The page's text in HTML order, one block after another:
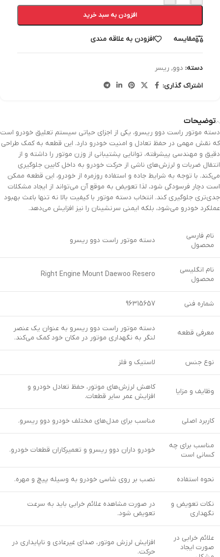
افزودن به سبد خرید
مقایسه افزودن به علاقه مندی
دسته: دوو, ریسر
اشتراک گذاری:
توضیحات
دسته موتور راست دوو ریسرو، یکی از اجزای حیاتی سیستم تعلیق خودرو است
که نقش مهمی در حفظ تعادل و امنیت خودرو دارد. این قطعه به کمک طراحی
دقیق و مهندسی پیشرفته، توانایی پشتیبانی از وزن موتور را داشته و از
انتقال ضربات و لرزش‌های ناشی از حرکت خودرو به داخل کابین جلوگیری
می‌کند. با توجه به شرایط جاده و استفاده روزمره از خودرو، این قطعه ممکن
است دچار فرسودگی شود، لذا تعویض به موقع آن می‌تواند از ایجاد مشکلات
جدی‌تری جلوگیری کند. انتخاب دسته موتور با کیفیت بالا نه تنها باعث بهبود
عملکرد خودرو می‌شود، بلکه ایمنی سرنشینان را نیز افزایش می‌دهد.
نام فارسی
محصول
دسته موتور راست دوو ریسرو
نام انگلیسی
محصول
Right Engine Mount Daewoo Resero
شماره فنی 96315657
معرفی قطعه
دسته موتور راست دوو ریسرو به عنوان یک عنصر
لنگر به نگهداری موتور در مکان خود کمک می‌کند.
نوع جنس لاستیک و فلز
وظایف و مزایا
کاهش لرزش‌های موتور، حفظ تعادل خودرو و
افزایش عمر سایر قطعات.
کاربرد اصلی مناسب برای مدل‌های مختلف خودرو دوو ریسرو.
مناسب برای چه
کسانی است
خودرو داران دوو ریسرو و تعمیرکاران قطعات خودرو.
نحوه استفاده نصب بر روی شاسی خودرو به وسیله پیچ و مهره.
نکات تعویض و
نگهداری
در صورت مشاهده علائم خرابی باید به سرعت
تعویض شود.
علائم خرابی در
صورت ایجاد
افزایش لرزش موتور، صدای غیرعادی و ناپایداری در
حرکت.